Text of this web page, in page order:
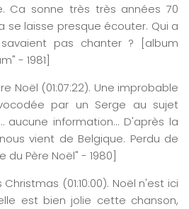
Ca sonne très très années 70
laisse presque écouter. Qui a
pas chanter ? [album
- 1981]
Noël (01:07:22). Une improbable
par un Serge au sujet
aucune information... D'après la
vient de Belgique. Perdu de
du Père Noël" - 1980]
Christmas (01:10:00). Noël n'est ici
est bien jolie cette chanson,